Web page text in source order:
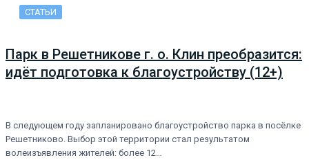
СТАТЬИ
Парк в Решетникове г. о. Клин преобразится:
идёт подготовка к благоустройству (12+)
В следующем году запланировано благоустройство парка в посёлке
Решетниково. Выбор этой территории стал результатом
волеизъявления жителей: более 12…